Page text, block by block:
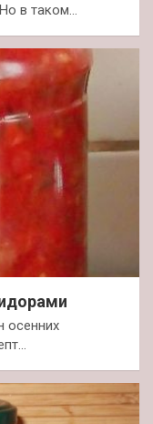
в таком…
осенних